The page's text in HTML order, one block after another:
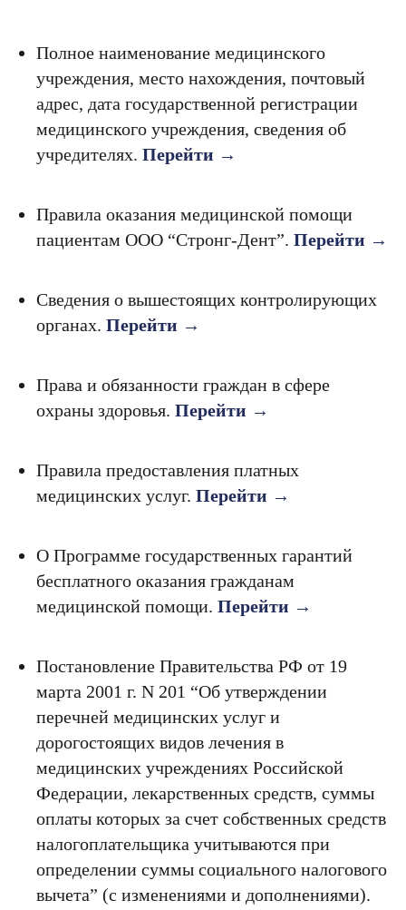
Полное наименование медицинского
учреждения, место нахождения, почтовый
адрес, дата государственной регистрации
медицинского учреждения, сведения об
учредителях. Перейти →
Правила оказания медицинской помощи
пациентам ООО “Стронг-Дент”. Перейти →
Сведения о вышестоящих контролирующих
органах. Перейти →
Права и обязанности граждан в сфере
охраны здоровья. Перейти →
Правила предоставления платных
медицинских услуг. Перейти →
О Программе государственных гарантий
бесплатного оказания гражданам
медицинской помощи. Перейти →
Постановление Правительства РФ от 19
марта 2001 г. N 201 “Об утверждении
перечней медицинских услуг и
дорогостоящих видов лечения в
медицинских учреждениях Российской
Федерации, лекарственных средств, суммы
оплаты которых за счет собственных средств
налогоплательщика учитываются при
определении суммы социального налогового
вычета” (с изменениями и дополнениями).